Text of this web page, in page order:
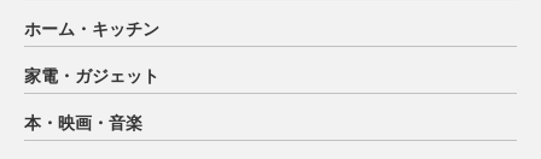
ホーム・キッチン
家電・ガジェット
本・映画・音楽